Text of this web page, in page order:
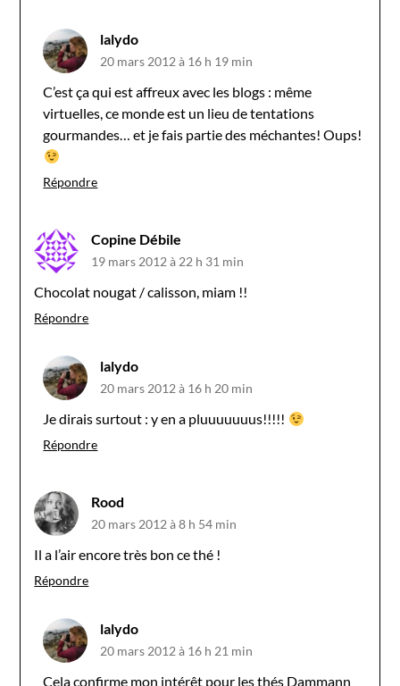
lalydo
20 mars 2012 à 16 h 19 min
C’est ça qui est affreux avec les blogs : même
virtuelles, ce monde est un lieu de tentations
gourmandes… et je fais partie des méchantes! Oups!
Répondre
Copine Débile
19 mars 2012 à 22 h 31 min
Chocolat nougat / calisson, miam !!
Répondre
lalydo
20 mars 2012 à 16 h 20 min
Je dirais surtout : y en a pluuuuuuus!!!!!
Répondre
Rood
20 mars 2012 à 8 h 54 min
Il a l’air encore très bon ce thé !
Répondre
lalydo
20 mars 2012 à 16 h 21 min
Cela confirme mon intérêt pour les thés Dammann